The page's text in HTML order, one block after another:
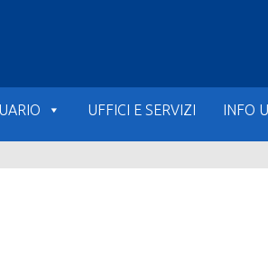
UFFICI E SERVIZI INFO